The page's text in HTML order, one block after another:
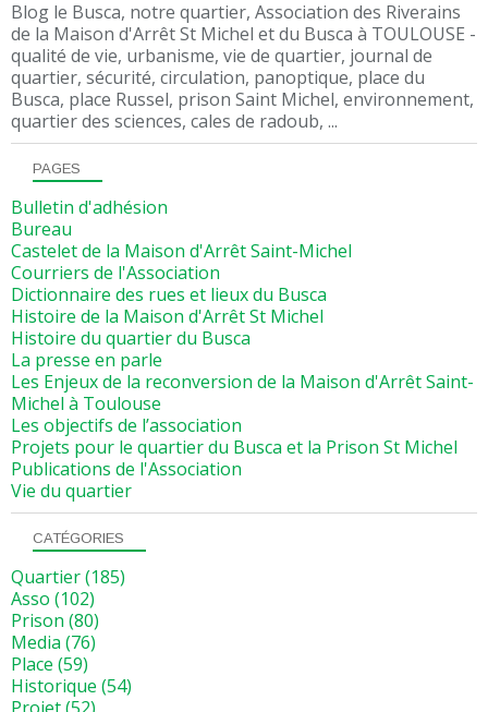
Blog le Busca, notre quartier, Association des Riverains
de la Maison d'Arrêt St Michel et du Busca à TOULOUSE -
qualité de vie, urbanisme, vie de quartier, journal de
quartier, sécurité, circulation, panoptique, place du
Busca, place Russel, prison Saint Michel, environnement,
quartier des sciences, cales de radoub, ...
PAGES
Bulletin d'adhésion
Bureau
Castelet de la Maison d'Arrêt Saint-Michel
Courriers de l'Association
Dictionnaire des rues et lieux du Busca
Histoire de la Maison d'Arrêt St Michel
Histoire du quartier du Busca
La presse en parle
Les Enjeux de la reconversion de la Maison d'Arrêt Saint-
Michel à Toulouse
Les objectifs de l’association
Projets pour le quartier du Busca et la Prison St Michel
Publications de l'Association
Vie du quartier
CATÉGORIES
Quartier(185)
Asso (102)
Prison (80)
Media (76)
Place (59)
Historique (54)